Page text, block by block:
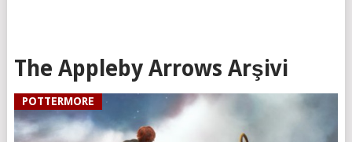
The Appleby Arrows Arşivi
POTTERMORE